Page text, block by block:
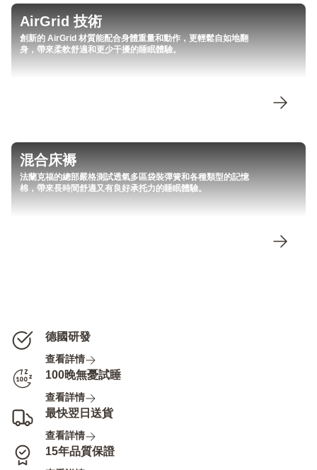
countries)
AirGrid 技術
創新的 AirGrid 材質能配合身體重量和動作，更輕鬆自如地翻
身，帶來柔軟舒適和更少干擾的睡眠體驗。
混合床褥
法蘭克福的總部嚴格測試透氣多區袋裝彈簧和各種類型的記憶
棉，帶來長時間舒適又有良好承托力的睡眠體驗。
德國研發
查看詳情
100晚無憂試睡
查看詳情
最快翌日送貨
查看詳情
15年品質保證